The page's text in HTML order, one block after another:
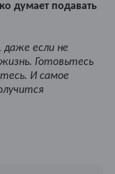
думает подавать
если не
Готовьтесь
И самое